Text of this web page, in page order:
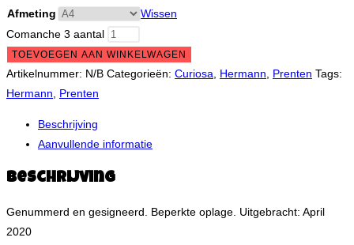
Afmeting
Wissen
Comanche 3 aantal
TOEVOEGEN AAN WINKELWAGEN
Artikelnummer: N/B Categorieën: Curiosa Hermann Prenten Tags:
Hermann
Prenten
Beschrijving
Aanvullende informatie
Beschrijving
Genummerd en gesigneerd. Beperkte oplage. Uitgebracht: April
2020